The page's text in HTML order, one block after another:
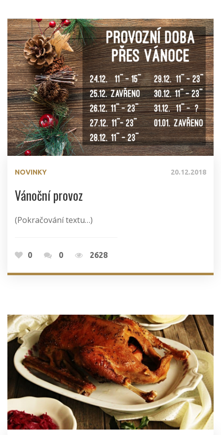
NOVINKY 20.12.2018
Vánoční provoz
(Pokračování textu…)
0 0 2628